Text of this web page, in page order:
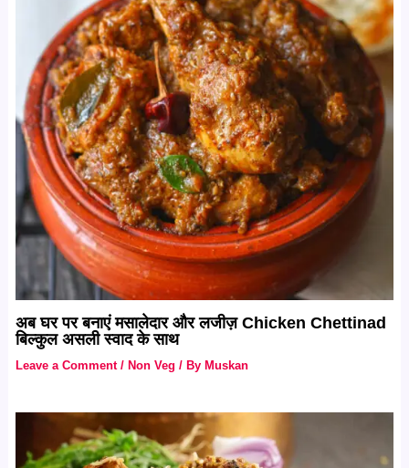
अब घर पर बनाएं मसालेदार और लजीज़ Chicken Chettinad
बिल्कुल असली स्वाद के साथ
Leave a Comment / Non Veg / By Muskan